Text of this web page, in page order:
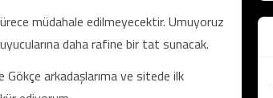
müdahale edilmeyecektir. Umuyoruz
daha rafine bir tat sunacak.
arkadaşlarıma ve sitede ilk